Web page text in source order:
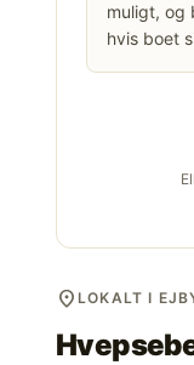
muligt, og
hvis boet
location_on LOKALT I